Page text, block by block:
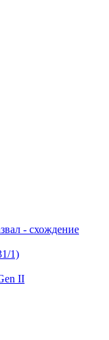
- схождение
1)
II